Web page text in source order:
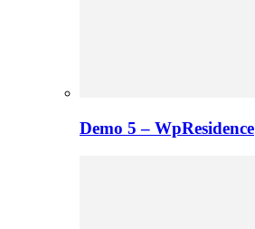
Demo 5 – WpResidence